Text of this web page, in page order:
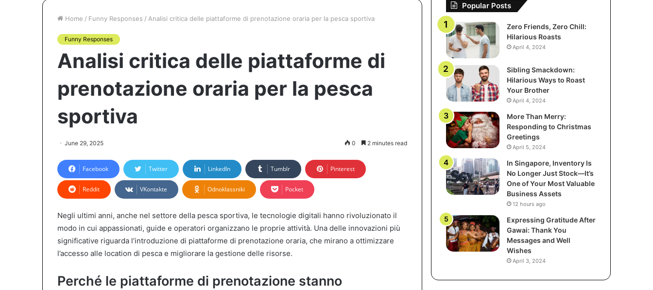
Home / Funny Responses / Analisi critica delle piattaforme di prenotazione oraria per la pesca sportiva
Funny Responses
Analisi critica delle piattaforme di
prenotazione oraria per la pesca
sportiva
June 29, 2025 0 2 minutes read
Facebook Twitter LinkedIn Tumblr Pinterest
Reddit VKontakte Odnoklassniki Pocket
Negli ultimi anni, anche nel settore della pesca sportiva, le tecnologie digitali hanno rivoluzionato il
modo in cui appassionati, guide e operatori organizzano le proprie attività. Una delle innovazioni più
significative riguarda l’introduzione di piattaforme di prenotazione oraria, che mirano a ottimizzare
l’accesso alle location di pesca e migliorare la gestione delle risorse.
Perché le piattaforme di prenotazione stanno
Popular Posts
Zero Friends, Zero Chill:
Hilarious Roasts
April 4, 2024
Sibling Smackdown:
Hilarious Ways to Roast
Your Brother
April 4, 2024
More Than Merry:
Responding to Christmas
Greetings
April 5, 2024
In Singapore, Inventory Is
No Longer Just Stock—It’s
One of Your Most Valuable
Business Assets
12 hours ago
Expressing Gratitude After
Gawai: Thank You
Messages and Well
Wishes
April 3, 2024